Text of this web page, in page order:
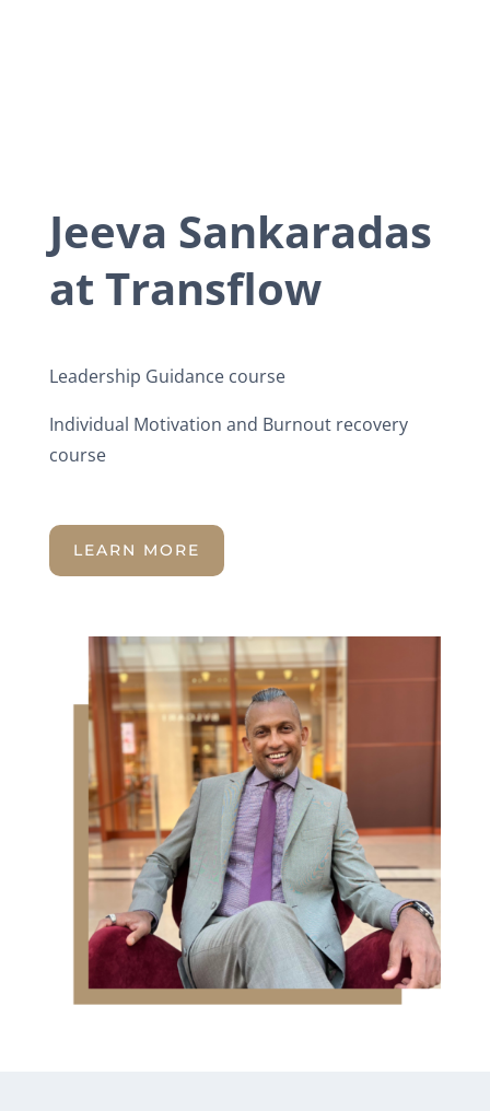
Jeeva Sankaradas
at Transflow
Leadership Guidance course
Individual Motivation and Burnout recovery
course
LEARN MORE